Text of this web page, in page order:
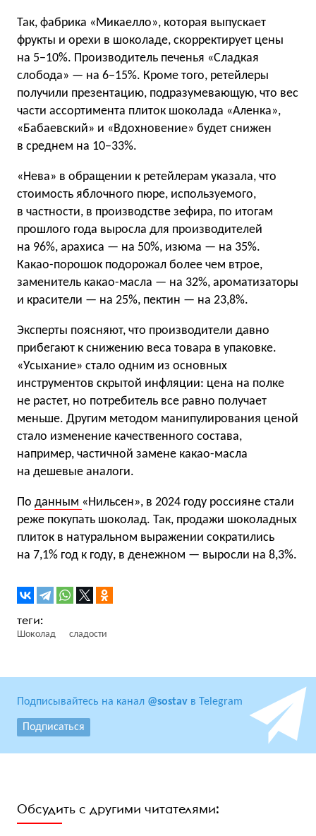
Так, фабрика «Микаелло», которая выпускает
фрукты и орехи в шоколаде, скорректирует цены
на 5−10%. Производитель печенья «Сладкая
слобода» — на 6−15%. Кроме того, ретейлеры
получили презентацию, подразумевающую, что вес
части ассортимента плиток шоколада «Аленка»,
«Бабаевский» и «Вдохновение» будет снижен
в среднем на 10−33%.
«Нева» в обращении к ретейлерам указала, что
стоимость яблочного пюре, используемого,
в частности, в производстве зефира, по итогам
прошлого года выросла для производителей
на 96%, арахиса — на 50%, изюма — на 35%.
Какао-порошок подорожал более чем втрое,
заменитель какао-масла — на 32%, ароматизаторы
и красители — на 25%, пектин — на 23,8%.
Эксперты поясняют, что производители давно
прибегают к снижению веса товара в упаковке.
«Усыхание» стало одним из основных
инструментов скрытой инфляции: цена на полке
не растет, но потребитель все равно получает
меньше. Другим методом манипулирования ценой
стало изменение качественного состава,
например, частичной замене какао-масла
на дешевые аналоги.
По данным «Нильсен», в 2024 году россияне стали
реже покупать шоколад. Так, продажи шоколадных
плиток в натуральном выражении сократились
на 7,1% год к году, в денежном — выросли на 8,3%.
Шоколад сладости
Подписывайтесь на канал @sostav в Telegram
Подписаться
Обсудить с другими читателями: